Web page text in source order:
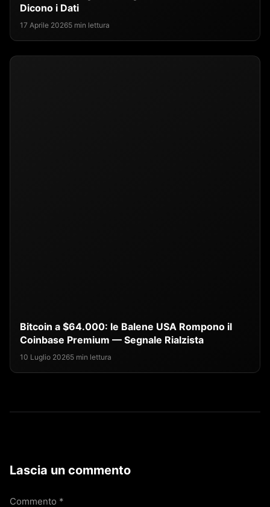
Dicono i Dati
17 Aprile 20265 min lettura
Bitcoin a $64.000: le Balene USA Rompono il
Coinbase Premium — Segnale Rialzista
10 Luglio 20265 min lettura
Lascia un commento
Commento *